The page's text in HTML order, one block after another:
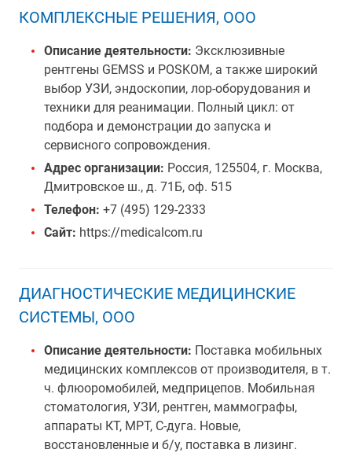
КОМПЛЕКСНЫЕ РЕШЕНИЯ, ООО
Описание деятельности: Эксклюзивные
рентгены GEMSS и POSKOM, а также широкий
выбор УЗИ, эндоскопии, лор-оборудования и
техники для реанимации. Полный цикл: от
подбора и демонстрации до запуска и
сервисного сопровождения.
Адрес организации: Россия, 125504, г. Москва,
Дмитровское ш., д. 71Б, оф. 515
Телефон: +7 (495) 129-2333
Сайт: https://medicalcom.ru
ДИАГНОСТИЧЕСКИЕ МЕДИЦИНСКИЕ
СИСТЕМЫ, ООО
Описание деятельности: Поставка мобильных
медицинских комплексов от производителя, в т.
ч. флюоромобилей, медприцепов. Мобильная
cтоматология, УЗИ, рентген, маммографы,
аппараты КТ, МРТ, С-дуга. Новые,
восстановленные и б/у, поставка в лизинг.